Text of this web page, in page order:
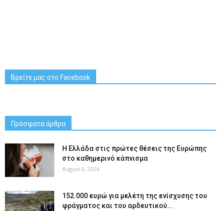
Βρείτε μας στο Facebook
Πρόσφατα άρθρα
Η Ελλάδα στις πρώτες θέσεις της Ευρώπης
στο καθημερινό κάπνισμα
August 6, 2026
152.000 ευρώ για μελέτη της ενίσχυσης του
φράγματος και του αρδευτικού...